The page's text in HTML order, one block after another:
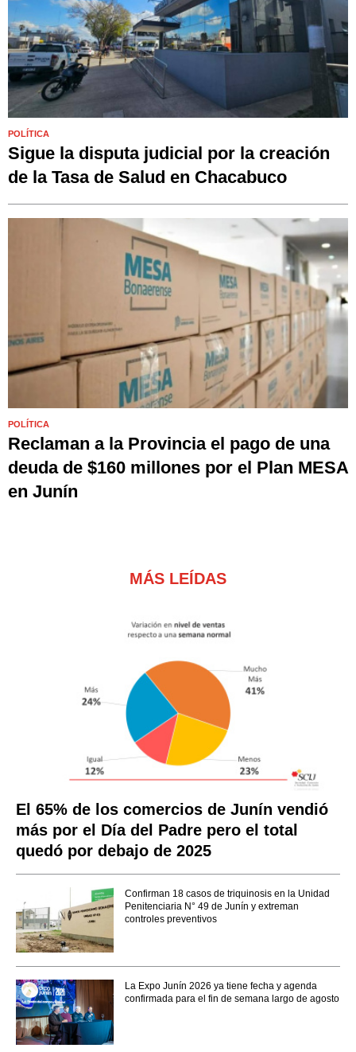
POLÍTICA
Sigue la disputa judicial por la creación
de la Tasa de Salud en Chacabuco
POLÍTICA
Reclaman a la Provincia el pago de una
deuda de $160 millones por el Plan MESA
en Junín
MÁS LEÍDAS
El 65% de los comercios de Junín vendió
más por el Día del Padre pero el total
quedó por debajo de 2025
Confirman 18 casos de triquinosis en la Unidad
Penitenciaria N° 49 de Junín y extreman
controles preventivos
La Expo Junín 2026 ya tiene fecha y agenda
confirmada para el fin de semana largo de agosto